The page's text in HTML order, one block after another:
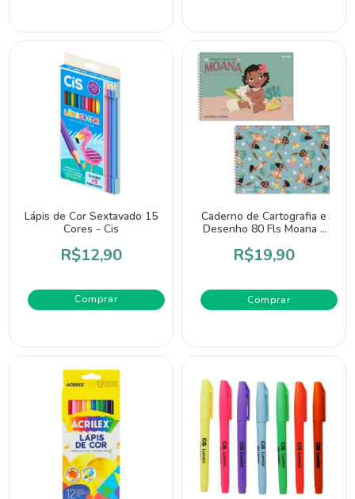
Lápis de Cor Sextavado 15
Cores - Cis
R$12,90
Caderno de Cartografia e
Desenho 80 Fls Moana -
R$19,90
Comprar